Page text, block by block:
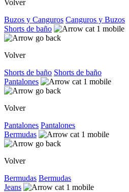
Volver
Buzos y Canguros Canguros y Buzos
Shorts de baño
Volver
Shorts de baño Shorts de baño
Pantalones
Volver
Pantalones Pantalones
Bermudas
Volver
Bermudas Bermudas
Jeans